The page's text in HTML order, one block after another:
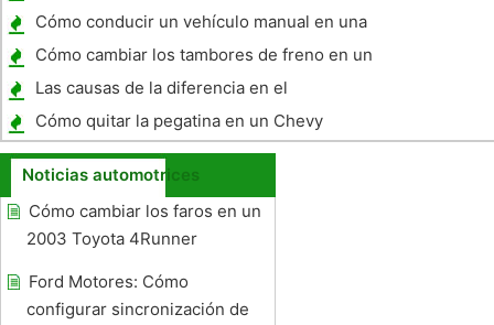
Ford Taurus
Cómo conducir un vehículo manual en una
colina
Cómo cambiar los tambores de freno en un
Dodge Grand Caravan 2000
Las causas de la diferencia en el
rendimiento de la gasolina por un Toyota
Yaris 2007
Cómo quitar la pegatina en un Chevy
Noticias automotrices
Cómo cambiar los faros en un
2003 Toyota 4Runner
Ford Motores: Cómo
configurar sincronización de